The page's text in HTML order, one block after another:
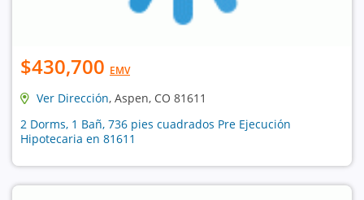
$430,700 EMV
Ver Dirección, Aspen, CO 81611
2 Dorms, 1 Bañ, 736 pies cuadrados Pre Ejecución
Hipotecaria en 81611